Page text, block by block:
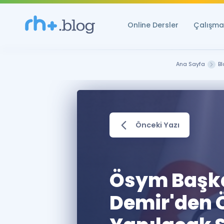
Online Dersler
Ana Sayfa
Önceki Yazı
Ösym
Demir'den